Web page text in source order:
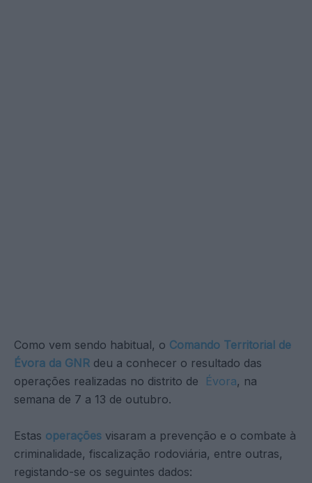
Como vem sendo habitual, o Comando Territorial de
Évora da GNR deu a conhecer o resultado das
operações realizadas no distrito de
Évora, na
semana de 7 a 13 de outubro.
Estas operações visaram a prevenção e o combate à
criminalidade, fiscalização rodoviária, entre outras,
registando-se os seguintes dados: